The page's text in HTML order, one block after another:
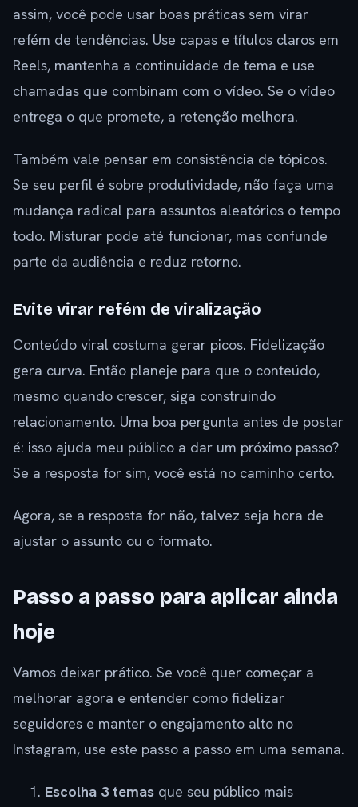
assim, você pode usar boas práticas sem virar
refém de tendências. Use capas e títulos claros em
Reels, mantenha a continuidade de tema e use
chamadas que combinam com o vídeo. Se o vídeo
entrega o que promete, a retenção melhora.
Também vale pensar em consistência de tópicos.
Se seu perfil é sobre produtividade, não faça uma
mudança radical para assuntos aleatórios o tempo
todo. Misturar pode até funcionar, mas confunde
parte da audiência e reduz retorno.
Evite virar refém de viralização
Conteúdo viral costuma gerar picos. Fidelização
gera curva. Então planeje para que o conteúdo,
mesmo quando crescer, siga construindo
relacionamento. Uma boa pergunta antes de postar
é: isso ajuda meu público a dar um próximo passo?
Se a resposta for sim, você está no caminho certo.
Agora, se a resposta for não, talvez seja hora de
ajustar o assunto ou o formato.
Passo a passo para aplicar ainda
hoje
Vamos deixar prático. Se você quer começar a
melhorar agora e entender como fidelizar
seguidores e manter o engajamento alto no
Instagram, use este passo a passo em uma semana.
Escolha 3 temas que seu público mais